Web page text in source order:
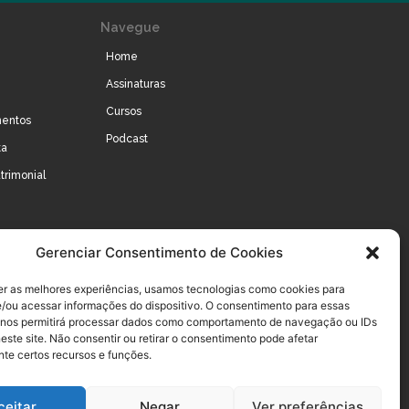
Gerenciar Consentimento de Cookies
as melhores experiências, usamos tecnologias como cookies para
ou acessar informações do dispositivo. O consentimento para essas
permitirá processar dados como comportamento de navegação ou IDs
site. Não consentir ou retirar o consentimento pode afetar
certos recursos e funções.
Navegue
Home
Assinaturas
Cursos
Podcast